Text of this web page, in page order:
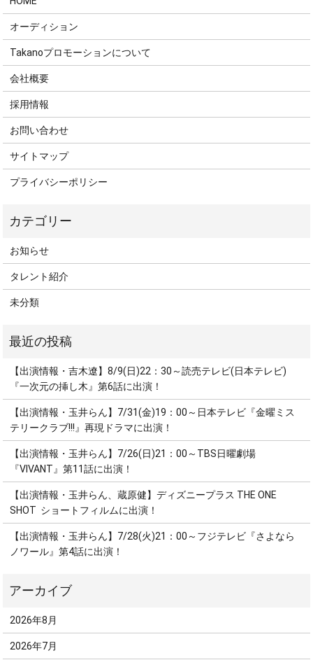
オーディション
Takanoプロモーションについて
会社概要
採用情報
お問い合わせ
サイトマップ
プライバシーポリシー
お知らせ
タレント紹介
未分類
【出演情報・吉木遼】8/9(日)22：30～読売テレビ(日本テレビ)
『一次元の挿し木』第6話に出演！
【出演情報・玉井らん】7/31(金)19：00～日本テレビ『金曜ミス
テリークラブ!!!』再現ドラマに出演！
【出演情報・玉井らん】7/26(日)21：00～TBS日曜劇場
『VIVANT』第11話に出演！
【出演情報・玉井らん、蔵原健】ディズニープラス THE ONE
SHOT ショートフィルムに出演！
【出演情報・玉井らん】7/28(火)21：00～フジテレビ『さよなら
ノワール』第4話に出演！
2026年8月
2026年7月